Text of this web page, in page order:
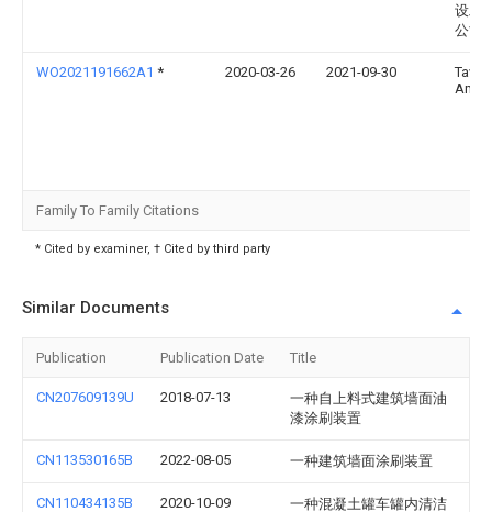
设工
公司
WO2021191662A1 * 2020-03-26 2021-09-30
Family To Family Citations
* Cited by examiner, † Cited by third party
Similar Documents
Publication Publication Date Title
CN207609139U 2018-07-13
一种自上料式建筑墙面油
漆涂刷装置
CN113530165B 2022-08-05 一种建筑墙面涂刷装置
CN110434135B 2020-10-09
一种混凝土罐车罐内清洁